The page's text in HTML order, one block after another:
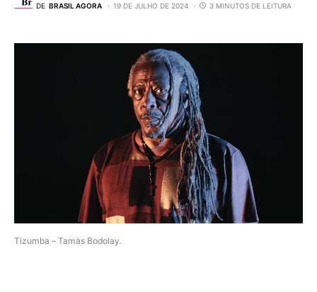
DE BRASIL AGORA 19 DE JULHO DE 2024 3 MINUTOS DE LEITURA
Tizumba – Tamás Bodolay.